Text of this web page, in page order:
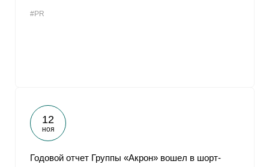
#PR
12
ноя
Годовой отчет Группы «Акрон» вошел в шорт-